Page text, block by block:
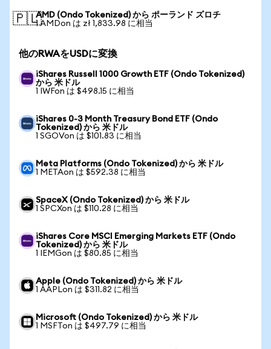
🇵🇱AMD (Ondo Tokenized) から ポーランド ズロチ
1 AMDon は zł 1,833.98 に相当
他のRWAをUSDに変換
iShares Russell 1000 Growth ETF (Ondo Tokenized)
から 米ドル
1 IWFon は $498.15 に相当
iShares 0-3 Month Treasury Bond ETF (Ondo
Tokenized) から 米ドル
1 SGOVon は $101.83 に相当
Meta Platforms (Ondo Tokenized) から 米ドル
1 METAon は $592.38 に相当
SpaceX (Ondo Tokenized) から 米ドル
1 SPCXon は $110.28 に相当
iShares Core MSCI Emerging Markets ETF (Ondo
Tokenized) から 米ドル
1 IEMGon は $80.85 に相当
Apple (Ondo Tokenized) から 米ドル
1 AAPLon は $311.82 に相当
Microsoft (Ondo Tokenized) から 米ドル
1 MSFTon は $497.79 に相当